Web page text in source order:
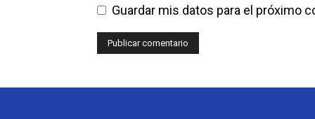
Guardar mis datos para el próximo